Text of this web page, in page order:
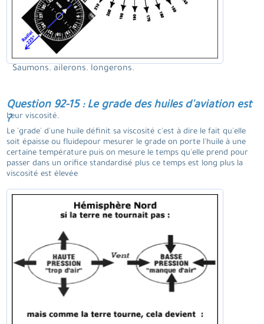
Saumons. ailerons. longerons.
Question 92-15 : Le grade des huiles d'aviation est
?
Leur viscosité.
Le 'grade' d'une huile définit sa viscosité c'est à dire le fait qu'elle
soit épaisse ou fluidepour mesurer le grade on porte l'huile à une
certaine température puis on mesure le temps qu'elle prend pour
passer dans un orifice standardisé plus ce temps est long plus la
viscosité est élevée